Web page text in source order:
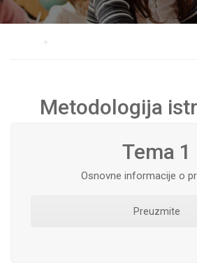
Metodologija
Tema 1
Osnovne informacije o
Preuzmite